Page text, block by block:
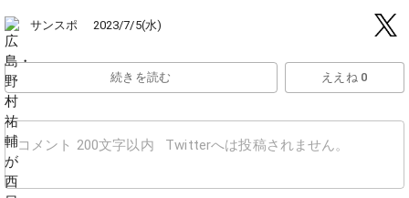
サンスポ 2023/7/5(水)
続きを読む ええね 0